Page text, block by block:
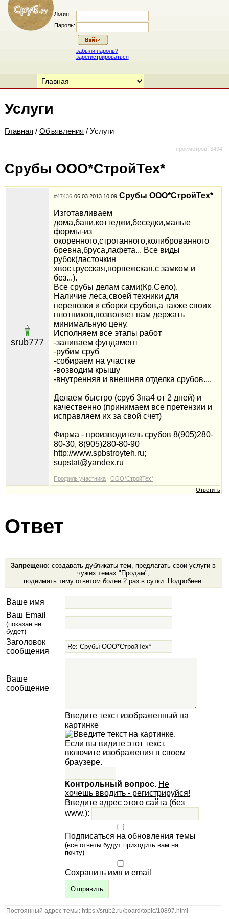
Логин:
Пароль:
забыли пароль?
зарегистрироваться
Услуги
Главная / Объявления / Услуги
просмотров: 3494
Срубы ООО*СтройТех*
srub777
#47436 06.03.2013 10:09Срубы ООО*СтройТех*
Изготавливаем
дома,бани,коттеджи,беседки,малые
формы-из
окоренного,строганного,колиброванного
бревна,бруса,лафета... Все виды
рубок(ласточкин
хвост,русская,норвежская,с замком и
без...).
Все срубы делам сами(Кр.Село).
Наличие леса,своей техники для
перевозки и сборки срубов,а также своих
плотников,позволяет нам держать
минимальную цену.
Исполняем все этапы работ
-заливаем фундамент
-рубим сруб
-собираем на участке
-возводим крышу
-внутренняя и внешняя отделка срубов....
Делаем быстро (сруб 3на4 от 2 дней) и
качественно (принимаем все претензии и
исправляем их за свой счет)
Фирма - производитель срубов 8(905)280-
80-30, 8(905)280-80-90
http://www.spbstroyteh.ru;
supstat@yandex.ru
Профиль участника| ООО*СтройТех*
Ответить
Ответ
Запрещено: создавать дубликаты тем, предлагать свои услуги в
чужих темах "Продам",
поднимать тему ответом более 2 раз в сутки. Подробнее.
Ваше имя
Ваш Email
(показан не
будет)
Заголовок
сообщения
Ваше
сообщение
Введите текст изображенный на
картинке
Контрольный вопрос. Не
хочешь вводить - регистрируйся!
Введите адрес этого сайта (без
www.):
Подписаться на обновления темы
(все ответы будут приходить вам на
почту)
Сохранить имя и email
Постоянный адрес темы: https://srub2.ru/board/topic/10897.html